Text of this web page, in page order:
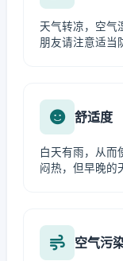
天气转凉，空气
朋友请注意适当
舒适度
白天有雨，从而
闷热，但早晚的
空气污